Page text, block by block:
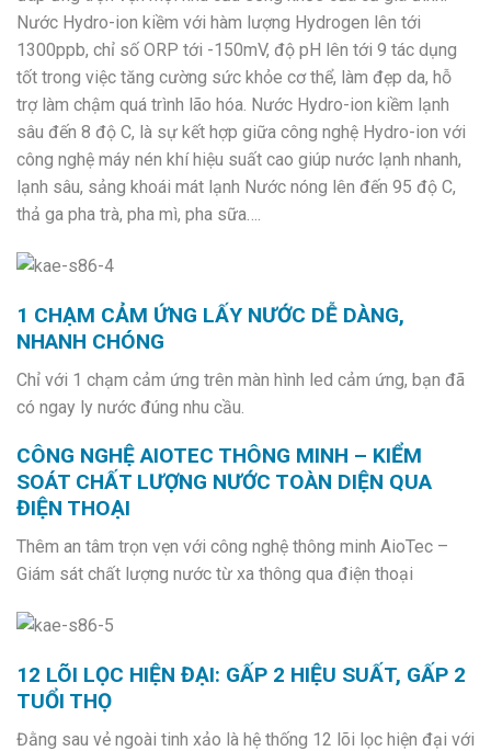
Nước Hydro-ion kiềm với hàm lượng Hydrogen lên tới
1300ppb, chỉ số ORP tới -150mV, độ pH lên tới 9 tác dụng
tốt trong việc tăng cường sức khỏe cơ thể, làm đẹp da, hỗ
trợ làm chậm quá trình lão hóa. Nước Hydro-ion kiềm lạnh
sâu đến 8 độ C, là sự kết hợp giữa công nghệ Hydro-ion với
công nghệ máy nén khí hiệu suất cao giúp nước lạnh nhanh,
lạnh sâu, sảng khoái mát lạnh Nước nóng lên đến 95 độ C,
thả ga pha trà, pha mì, pha sữa….
1 CHẠM CẢM ỨNG LẤY NƯỚC DỄ DÀNG,
NHANH CHÓNG
Chỉ với 1 chạm cảm ứng trên màn hình led cảm ứng, bạn đã
có ngay ly nước đúng nhu cầu.
CÔNG NGHỆ AIOTEC THÔNG MINH – KIỂM
SOÁT CHẤT LƯỢNG NƯỚC TOÀN DIỆN QUA
ĐIỆN THOẠI
Thêm an tâm trọn vẹn với công nghệ thông minh AioTec –
Giám sát chất lượng nước từ xa thông qua điện thoại
12 LÕI LỌC HIỆN ĐẠI: GẤP 2 HIỆU SUẤT, GẤP 2
TUỔI THỌ
Đằng sau vẻ ngoài tinh xảo là hệ thống 12 lõi lọc hiện đại với